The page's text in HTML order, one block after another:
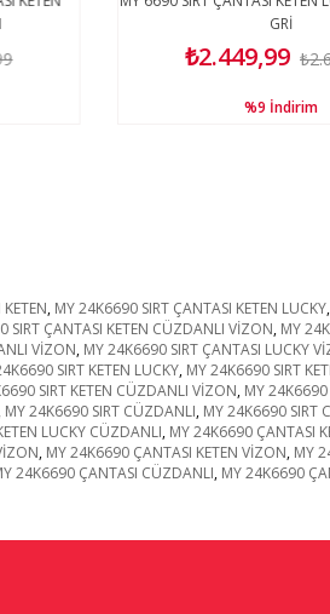
GRİ
₺2.449,99
%9İndirim
, MY 24K6690 SIRT ÇANTASI KETEN LUCKY,
SIRT ÇANTASI KETEN CÜZDANLI VİZON, MY
VİZON, MY 24K6690 SIRT ÇANTASI LUCKY
SIRT KETEN LUCKY, MY 24K6690 SIRT
SIRT KETEN CÜZDANLI VİZON, MY 24K6690
, MY 24K6690 SIRT CÜZDANLI, MY 24K6690 SIRT
LUCKY CÜZDANLI, MY 24K6690 ÇANTASI
, MY 24K6690 ÇANTASI KETEN VİZON, MY
24K6690 ÇANTASI CÜZDANLI, MY 24K6690